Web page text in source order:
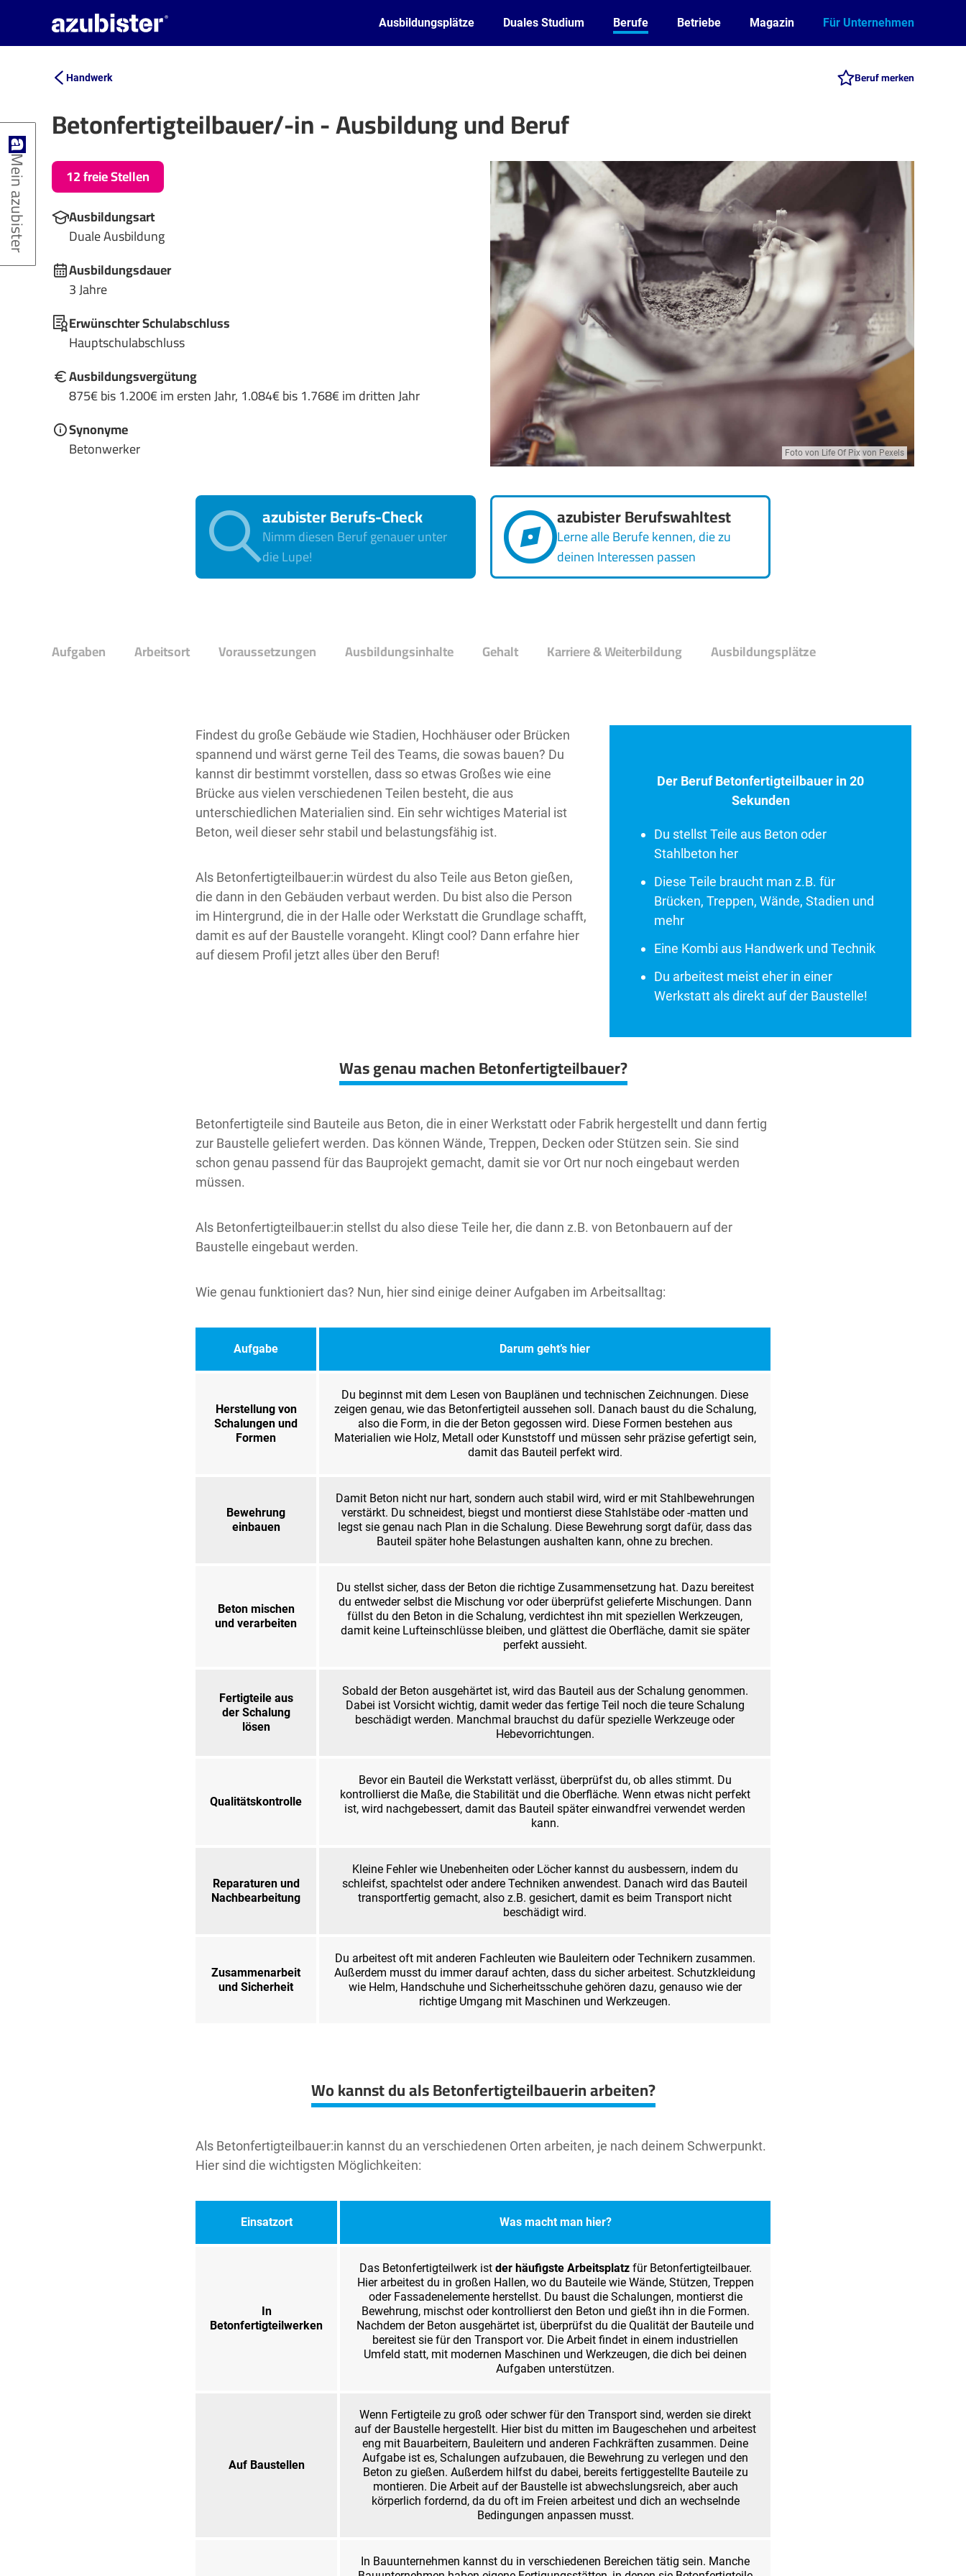
Ausbildungsplätze Duales Studium Berufe Betriebe Magazin Für Unternehmen
Handwerk Beruf merken
Betonfertigteilbauer/-in - Ausbildung und Beruf
12 freie Stellen
Ausbildungsart
Duale Ausbildung
Ausbildungsdauer
3 Jahre
Erwünschter Schulabschluss
Hauptschulabschluss
Ausbildungsvergütung
875€ bis 1.200€ im ersten Jahr, 1.084€ bis 1.768€ im dritten Jahr
Synonyme
Betonwerker
Foto von Life Of Pix von Pexels
azubister Berufs-Check
Nimm diesen Beruf genauer unter
die Lupe!
azubister Berufswahltest
Lerne alle Berufe kennen, die zu
deinen Interessen passen
Aufgaben Arbeitsort Voraussetzungen Ausbildungsinhalte Gehalt Karriere & Weiterbildung Ausbildungsplätze
Der Beruf Betonfertigteilbauer in 20
Sekunden
Du stellst Teile aus Beton oder
Stahlbeton her
Diese Teile braucht man z.B. für
Brücken, Treppen, Wände, Stadien und
mehr
Eine Kombi aus Handwerk und Technik
Du arbeitest meist eher in einer
Werkstatt als direkt auf der Baustelle!
Findest du große Gebäude wie Stadien, Hochhäuser oder Brücken
spannend und wärst gerne Teil des Teams, die sowas bauen? Du
kannst dir bestimmt vorstellen, dass so etwas Großes wie eine
Brücke aus vielen verschiedenen Teilen besteht, die aus
unterschiedlichen Materialien sind. Ein sehr wichtiges Material ist
Beton, weil dieser sehr stabil und belastungsfähig ist.
Als Betonfertigteilbauer:in würdest du also Teile aus Beton gießen,
die dann in den Gebäuden verbaut werden. Du bist also die Person
im Hintergrund, die in der Halle oder Werkstatt die Grundlage schafft,
damit es auf der Baustelle vorangeht. Klingt cool? Dann erfahre hier
auf diesem Profil jetzt alles über den Beruf!
Was genau machen Betonfertigteilbauer?
Betonfertigteile sind Bauteile aus Beton, die in einer Werkstatt oder Fabrik hergestellt und dann fertig
zur Baustelle geliefert werden. Das können Wände, Treppen, Decken oder Stützen sein. Sie sind
schon genau passend für das Bauprojekt gemacht, damit sie vor Ort nur noch eingebaut werden
müssen.
Als Betonfertigteilbauer:in stellst du also diese Teile her, die dann z.B. von Betonbauern auf der
Baustelle eingebaut werden.
Wie genau funktioniert das? Nun, hier sind einige deiner Aufgaben im Arbeitsalltag:
Aufgabe Darum geht’s hier
Herstellung von
Schalungen und
Formen
Du beginnst mit dem Lesen von Bauplänen und technischen Zeichnungen. Diese
zeigen genau, wie das Betonfertigteil aussehen soll. Danach baust du die Schalung,
also die Form, in die der Beton gegossen wird. Diese Formen bestehen aus
Materialien wie Holz, Metall oder Kunststoff und müssen sehr präzise gefertigt sein,
damit das Bauteil perfekt wird.
Bewehrung
einbauen
Damit Beton nicht nur hart, sondern auch stabil wird, wird er mit Stahlbewehrungen
verstärkt. Du schneidest, biegst und montierst diese Stahlstäbe oder -matten und
legst sie genau nach Plan in die Schalung. Diese Bewehrung sorgt dafür, dass das
Bauteil später hohe Belastungen aushalten kann, ohne zu brechen.
Beton mischen
und verarbeiten
Du stellst sicher, dass der Beton die richtige Zusammensetzung hat. Dazu bereitest
du entweder selbst die Mischung vor oder überprüfst gelieferte Mischungen. Dann
füllst du den Beton in die Schalung, verdichtest ihn mit speziellen Werkzeugen,
damit keine Lufteinschlüsse bleiben, und glättest die Oberfläche, damit sie später
perfekt aussieht.
Fertigteile aus
der Schalung
lösen
Sobald der Beton ausgehärtet ist, wird das Bauteil aus der Schalung genommen.
Dabei ist Vorsicht wichtig, damit weder das fertige Teil noch die teure Schalung
beschädigt werden. Manchmal brauchst du dafür spezielle Werkzeuge oder
Hebevorrichtungen.
Qualitätskontrolle
Bevor ein Bauteil die Werkstatt verlässt, überprüfst du, ob alles stimmt. Du
kontrollierst die Maße, die Stabilität und die Oberfläche. Wenn etwas nicht perfekt
ist, wird nachgebessert, damit das Bauteil später einwandfrei verwendet werden
kann.
Reparaturen und
Nachbearbeitung
Kleine Fehler wie Unebenheiten oder Löcher kannst du ausbessern, indem du
schleifst, spachtelst oder andere Techniken anwendest. Danach wird das Bauteil
transportfertig gemacht, also z.B. gesichert, damit es beim Transport nicht
beschädigt wird.
Zusammenarbeit
und Sicherheit
Du arbeitest oft mit anderen Fachleuten wie Bauleitern oder Technikern zusammen.
Außerdem musst du immer darauf achten, dass du sicher arbeitest. Schutzkleidung
wie Helm, Handschuhe und Sicherheitsschuhe gehören dazu, genauso wie der
richtige Umgang mit Maschinen und Werkzeugen.
Wo kannst du als Betonfertigteilbauerin arbeiten?
Als Betonfertigteilbauer:in kannst du an verschiedenen Orten arbeiten, je nach deinem Schwerpunkt.
Hier sind die wichtigsten Möglichkeiten:
Einsatzort Was macht man hier?
In
Betonfertigteilwerken
Das Betonfertigteilwerk ist der häufigste Arbeitsplatzfür Betonfertigteilbauer.
Hier arbeitest du in großen Hallen, wo du Bauteile wie Wände, Stützen, Treppen
oder Fassadenelemente herstellst. Du baust die Schalungen, montierst die
Bewehrung, mischst oder kontrollierst den Beton und gießt ihn in die Formen.
Nachdem der Beton ausgehärtet ist, überprüfst du die Qualität der Bauteile und
bereitest sie für den Transport vor. Die Arbeit findet in einem industriellen
Umfeld statt, mit modernen Maschinen und Werkzeugen, die dich bei deinen
Aufgaben unterstützen.
Auf Baustellen
Wenn Fertigteile zu groß oder schwer für den Transport sind, werden sie direkt
auf der Baustelle hergestellt. Hier bist du mitten im Baugeschehen und arbeitest
eng mit Bauarbeitern, Bauleitern und anderen Fachkräften zusammen. Deine
Aufgabe ist es, Schalungen aufzubauen, die Bewehrung zu verlegen und den
Beton zu gießen. Außerdem hilfst du dabei, bereits fertiggestellte Bauteile zu
montieren. Die Arbeit auf der Baustelle ist abwechslungsreich, aber auch
körperlich fordernd, da du oft im Freien arbeitest und dich an wechselnde
Bedingungen anpassen musst.
In Bauunternehmen kannst du in verschiedenen Bereichen tätig sein. Manche
Mein azubister